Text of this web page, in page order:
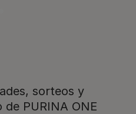
ahora​
sorteos y
PURINA ONE